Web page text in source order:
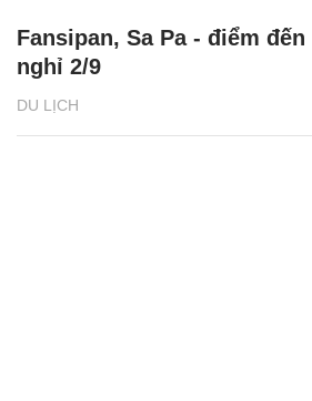
DU LỊCH
Fansipan, Sa Pa - điểm
nghỉ 2/9